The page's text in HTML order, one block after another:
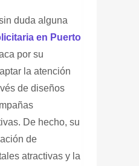
duda alguna
en Puerto
por su
la atención
de diseños
De hecho, su
de
atractivas y la